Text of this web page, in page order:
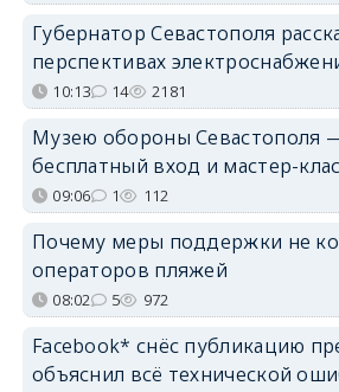
Губернатор Севастополя
перспективах
10:13 14 2181
Музею обороны Севастополя
бесплатный вход и мастер-
09:06 1 112
Почему меры поддержки не
операторов пляжей
08:02 5 972
Facebook* снёс публикацию
объяснил всё технической